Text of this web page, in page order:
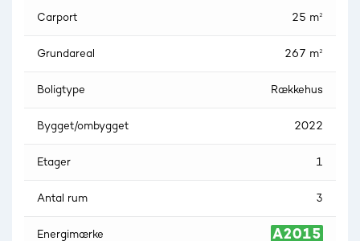
Carport 25 m²
Grundareal 267 m²
Boligtype Rækkehus
Bygget/ombygget 2022
Etager 1
Antal rum 3
Energimærke